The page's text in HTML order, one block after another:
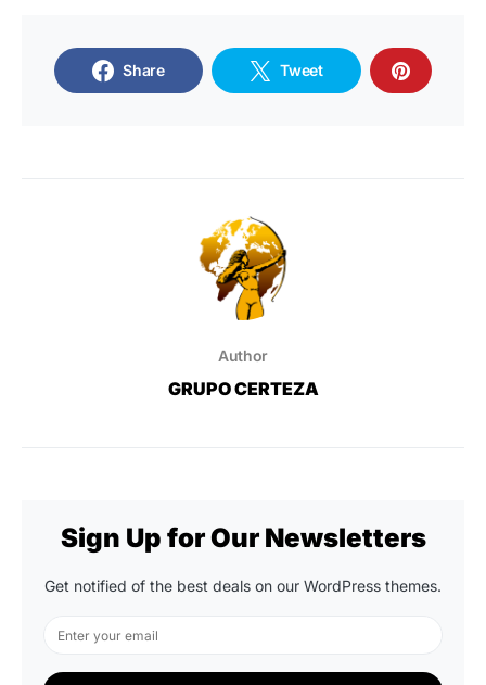
Share Tweet
Author
GRUPO CERTEZA
Sign Up for Our Newsletters
Get notified of the best deals on our WordPress themes.